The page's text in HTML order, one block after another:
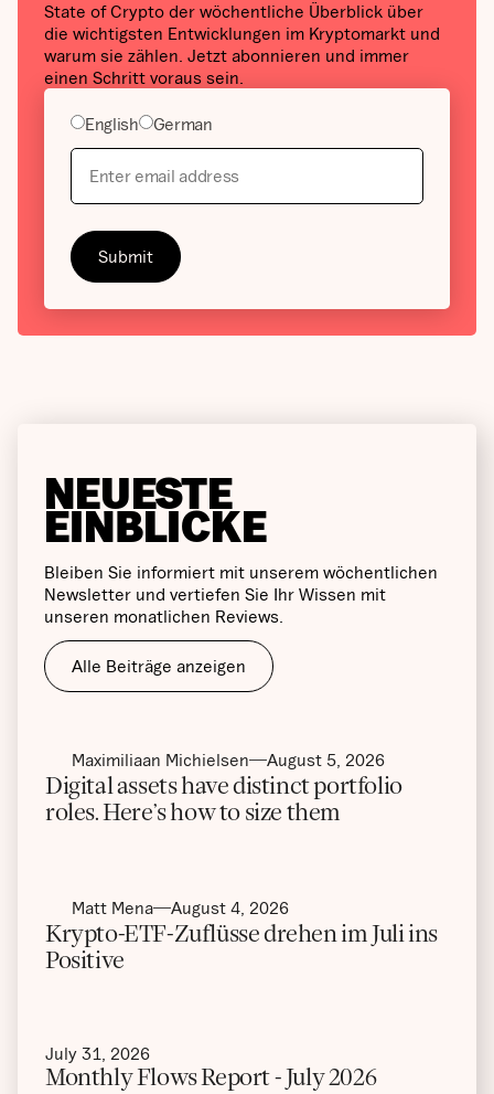
State of Crypto der wöchentliche Überblick über
die wichtigsten Entwicklungen im Kryptomarkt und
warum sie zählen. Jetzt abonnieren und immer
einen Schritt voraus sein.
English German
NEUESTE
EINBLICKE
Bleiben Sie informiert mit unserem wöchentlichen
Newsletter und vertiefen Sie Ihr Wissen mit
unseren monatlichen Reviews.
Alle Beiträge anzeigen
Maximiliaan Michielsen August 5, 2026
Digital assets have distinct portfolio
roles. Here’s how to size them
Matt Mena August 4, 2026
Krypto-ETF-Zuflüsse drehen im Juli ins
Positive
July 31, 2026
Monthly Flows Report - July 2026